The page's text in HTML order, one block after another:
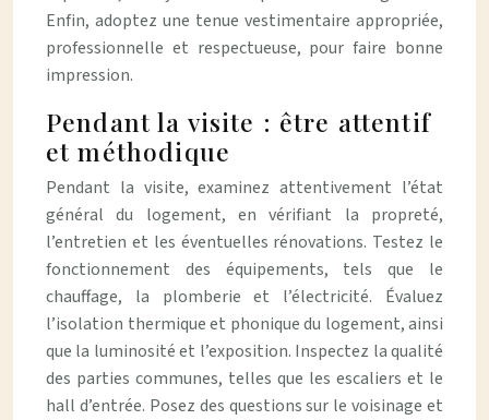
Enfin, adoptez une tenue vestimentaire appropriée,
professionnelle et respectueuse, pour faire bonne
impression.
Pendant la visite : être attentif
et méthodique
Pendant la visite, examinez attentivement l’état
général du logement, en vérifiant la propreté,
l’entretien et les éventuelles rénovations. Testez le
fonctionnement des équipements, tels que le
chauffage, la plomberie et l’électricité. Évaluez
l’isolation thermique et phonique du logement, ainsi
que la luminosité et l’exposition. Inspectez la qualité
des parties communes, telles que les escaliers et le
hall d’entrée. Posez des questions sur le voisinage et